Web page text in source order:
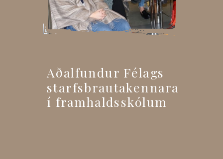
Aðalfundur Félags
starfsbrautakennara
í framhaldsskólum